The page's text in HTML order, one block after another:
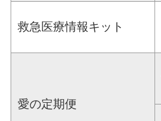
救急医療情報キット
愛の定期便